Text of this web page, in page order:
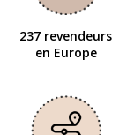
237 revendeurs
en Europe